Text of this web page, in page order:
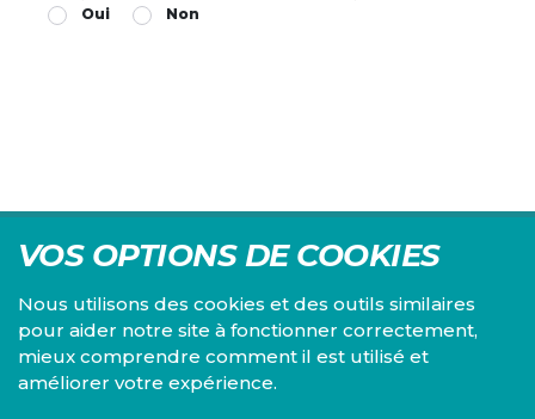
Oui
Non
VOS OPTIONS DE COOKIES
Nous utilisons des cookies et des outils similaires
pour aider notre site à fonctionner correctement,
mieux comprendre comment il est utilisé et
améliorer votre expérience.
Centre d'études du PS, l'Institut Emile Vandervelde se
consacre à la recherche sur toutes les questions d'ordre